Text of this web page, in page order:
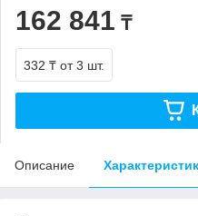
162 841 ₸
332 ₸ от 3 шт.
Описание